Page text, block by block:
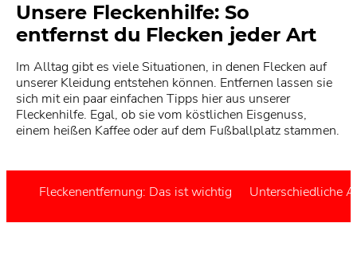
Unsere Fleckenhilfe: So
entfernst du Flecken jeder Art
Im Alltag gibt es viele Situationen, in denen Flecken auf
unserer Kleidung entstehen können. Entfernen lassen sie
sich mit ein paar einfachen Tipps hier aus unserer
Fleckenhilfe. Egal, ob sie vom köstlichen Eisgenuss,
einem heißen Kaffee oder auf dem Fußballplatz stammen.
Fleckenentfernung: Das ist wichtig Unterschiedliche